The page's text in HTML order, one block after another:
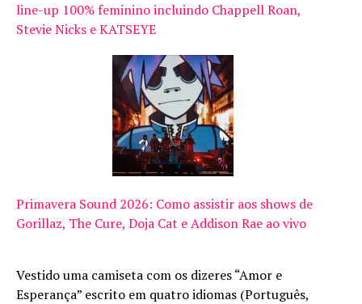
line-up 100% feminino incluindo Chappell Roan,
Stevie Nicks e KATSEYE
Primavera Sound 2026: Como assistir aos shows de
Gorillaz, The Cure, Doja Cat e Addison Rae ao vivo
Vestido uma camiseta com os dizeres “Amor e
Esperança” escrito em quatro idiomas (Português,